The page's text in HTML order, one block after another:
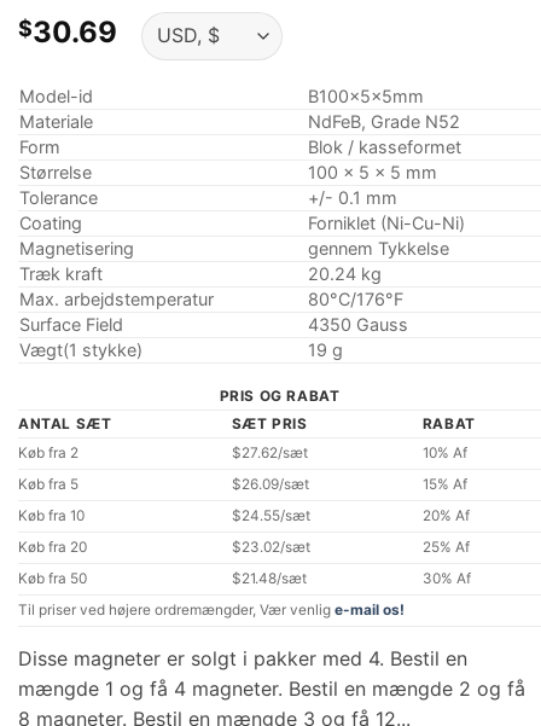
$30.69
Model-id
B100x5x5mm
Materiale
NdFeB, Grade N52
Form
Blok / kasseformet
Størrelse
100 x 5 x 5 mm
Tolerance
+/- 0.1 mm
Coating
Forniklet (Ni-Cu-Ni)
Magnetisering
gennem Tykkelse
Træk kraft
20.24 kg
Max. arbejdstemperatur
80°C/176°F
Surface Field
4350 Gauss
Vægt(1 stykke)
19 g
PRIS OG RABAT
ANTAL SÆT
SÆT PRIS
RABAT
Køb fra 2
$27.62/sæt
10% Af
Køb fra 5
$26.09/sæt
15% Af
Køb fra 10
$24.55/sæt
20% Af
Køb fra 20
$23.02/sæt
25% Af
Køb fra 50
$21.48/sæt
30% Af
Til priser ved højere ordremængder, Vær venlig e-mail os!
Disse magneter er solgt i pakker med 4. Bestil en
mængde 1 og få 4 magneter. Bestil en mængde 2 og få
8 magneter. Bestil en mængde 3 og få 12...